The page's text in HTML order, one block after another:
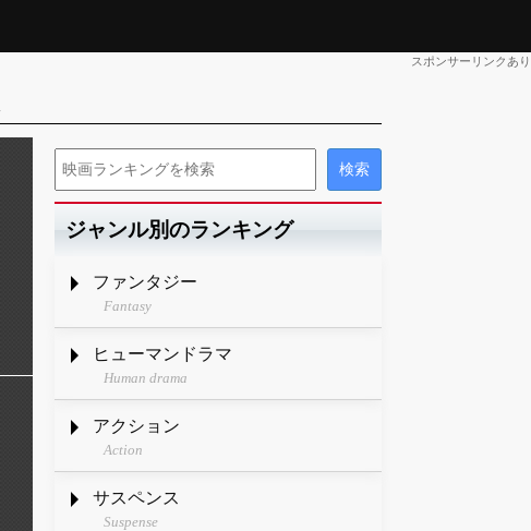
スポンサーリンクあり
ジャンル別のランキング
ファンタジー
Fantasy
ヒューマンドラマ
Human drama
アクション
Action
サスペンス
Suspense